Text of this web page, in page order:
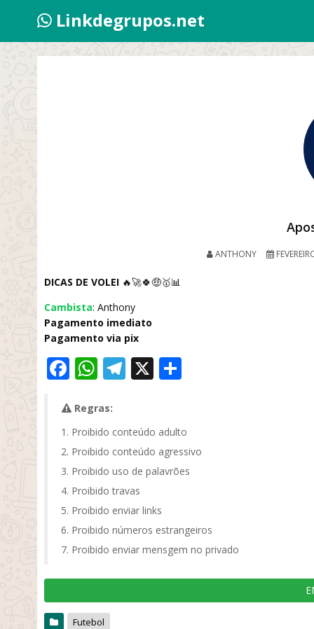
Linkdegrupos.net
ANTHONY
DICAS DE VOLEI 🔥🚀🍀🤑🥇📊
Cambista: Anthony
Pagamento imediato
Pagamento via pix
Facebook
WhatsApp
Telegram
X
Regras:
Proibido conteúdo adulto
Proibido conteúdo agressivo
Proibido uso de palavrões
Proibido travas
Proibido enviar links
Proibido números estrangeiros
Proibido enviar mensgem no privado
Futebol